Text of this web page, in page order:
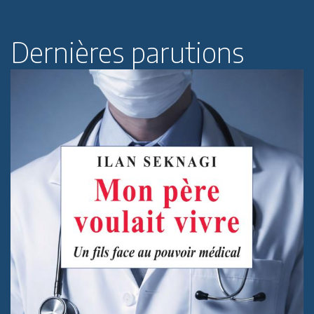
Dernières parutions